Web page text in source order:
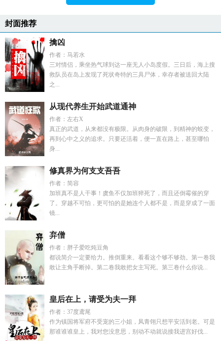
封面推荐
擒凶
作者：马若水
三对情侣，乘坐热气球到达一座无人小岛度假。三日后，海上搜
救队员在岛上发现了死状奇特的三具尸体，幸存者被送回大陆
之...
从现代养生开始武道通神
作者：左右X
真正的武道，从来都没有极限。从肉身的破限，到精神的蜕变，
再到心中之义的追求。只要还活着，便一直在路上，甚至哪怕
身...
修真界为何支支吾吾
作者：简容
加班真不是人干事！虞鱼不仅加班猝死了，而且还倒霉催的穿
了。穿越不可怕，更可怕的是她连个人都不是，而是穿成了一面
镜...
弃僧
作者：胖子爱吃炖豆角
都说简介一定要给力。推倒重来。看看这个够不够劲。第一卷我
敢让主角手断掉。第二卷我敢把女主写死。第三卷什么你说...
皇后在上，请受为夫一拜
作者：37度鸢尾
作为镇国将军府不受宠的三小姐，凤青翎只想平安活到老。可是
那谁谁谁皇上，我对您没意思，别动不动就说接我进宫好伐...